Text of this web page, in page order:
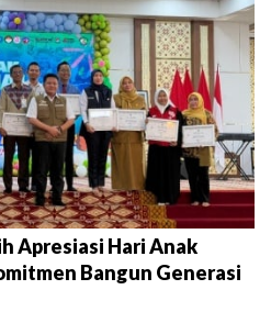
Apresiasi Hari Anak
Bangun Generasi